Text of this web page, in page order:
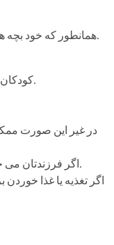
همانطور که خود بچه ها متفاوت هستند، رشد آنها نیز متفاوت است.
کودکان حسی طبیعی از گرسنگی یا سیر بودن دارند.
در غیر این صورت
اگر فرزندتان می خواهد کم بخورد یا چیزی بخورد نگران نباشید.
اگر تغذیه یا غذا